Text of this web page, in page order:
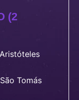
(2
Tomás